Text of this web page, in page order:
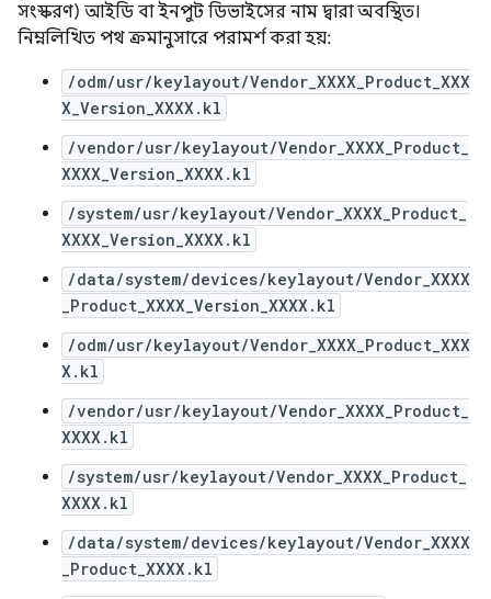
সংস্করণ) আইডি বা ইনপুট ডিভাইসের নাম দ্বারা অবস্থিত।
নিম্নলিখিত পথ ক্রমানুসারে পরামর্শ করা হয়:
/odm/usr/keylayout/Vendor_XXXX_Product_XXX
X_Version_XXXX.kl
/vendor/usr/keylayout/Vendor_XXXX_Product_
XXXX_Version_XXXX.kl
/system/usr/keylayout/Vendor_XXXX_Product_
XXXX_Version_XXXX.kl
/data/system/devices/keylayout/Vendor_XXXX
_Product_XXXX_Version_XXXX.kl
/odm/usr/keylayout/Vendor_XXXX_Product_XXX
X.kl
/vendor/usr/keylayout/Vendor_XXXX_Product_
XXXX.kl
/system/usr/keylayout/Vendor_XXXX_Product_
XXXX.kl
/data/system/devices/keylayout/Vendor_XXXX
_Product_XXXX.kl